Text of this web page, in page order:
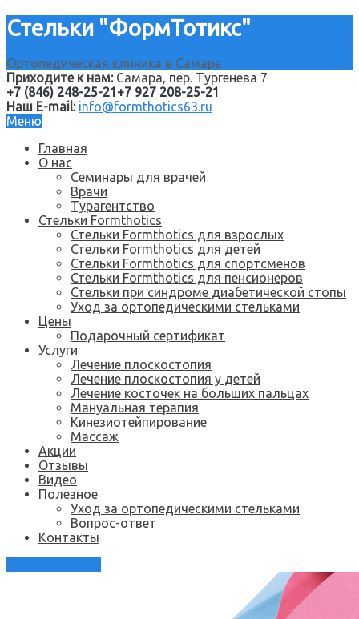
Стельки "ФормТотикс"
Ортопедическая клиника в Самаре
Приходите к нам:Самара, пер. Тургенева 7
+7 (846) 248-25-21 +7 927 208-25-21
Наш E-mail: info@formthotics63.ru
Меню
Главная
О нас
Семинары для врачей
Врачи
Турагентство
Стельки Formthotics
Стельки Formthotics для взрослых
Стельки Formthotics для детей
Стельки Formthotics для спортсменов
Стельки Formthotics для пенсионеров
Стельки при синдроме диабетической стопы
Уход за ортопедическими стельками
Цены
Подарочный сертификат
Услуги
Лечение плоскостопия
Лечение плоскостопия у детей
Лечение косточек на больших пальцах
Мануальная терапия
Кинезиотейпирование
Массаж
Акции
Отзывы
Видео
Полезное
Уход за ортопедическими стельками
Вопрос-ответ
Контакты